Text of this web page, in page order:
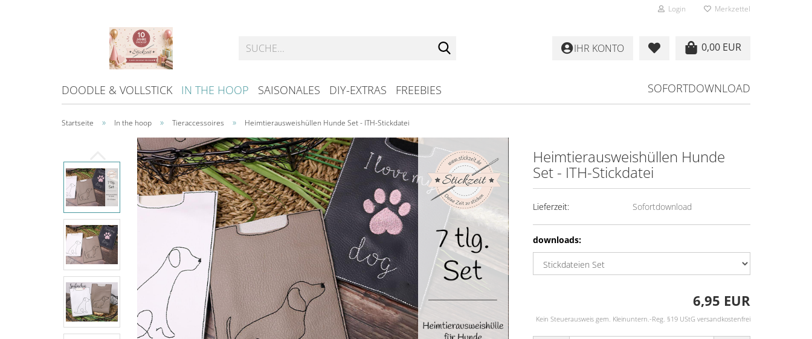
Login Merkzettel
0,00 EUR
IHR KONTO
DOODLE & VOLLSTICK IN THE HOOP SAISONALES DIY-EXTRAS FREEBIES SOFORTDOWNLOAD
Startseite » In the hoop » Tieraccessoires » Heimtierausweishüllen Hunde Set - ITH-Stickdatei
Heimtierausweishüllen Hunde
Set - ITH-Stickdatei
Lieferzeit: Sofortdownload
downloads:
6,95 EUR
Kein Steuerausweis gem. Kleinuntern.-Reg. §19 UStG versandkostenfrei